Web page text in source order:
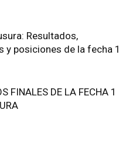
Resultados,
y posiciones de la fecha 1
FINALES DE LA FECHA 1